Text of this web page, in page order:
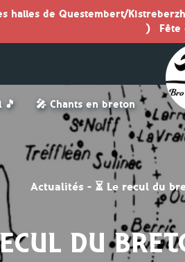
🎵 🎤 Chants en breton
Actualités - ⏳ Le recul du
DU
halles de Questembert/
)
Fête